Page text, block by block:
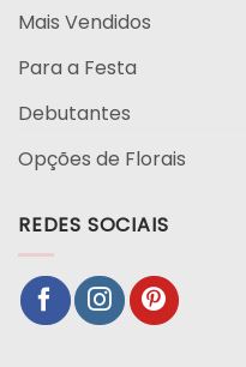
Mais Vendidos
Para a Festa
Debutantes
Opções de Florais
REDES SOCIAIS